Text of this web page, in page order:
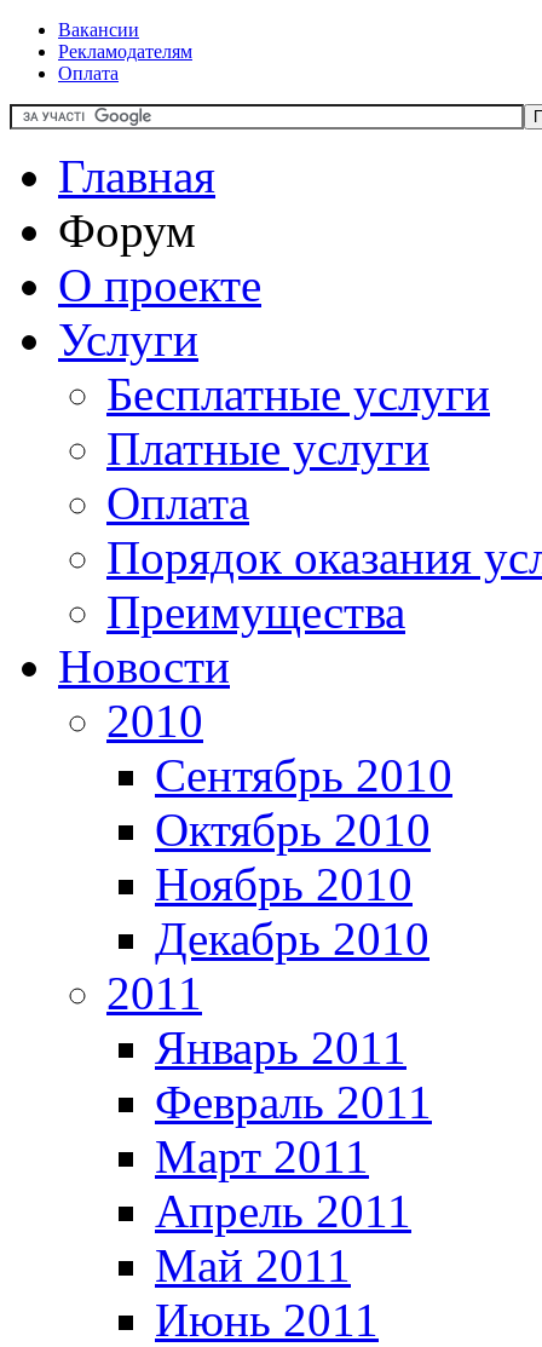
Вакансии
Рекламодателям
Оплата
Главная
Форум
О проекте
Услуги
Бесплатные услуги
Платные услуги
Оплата
Порядок оказания
Преимущества
Новости
2010
Сентябрь 2010
Октябрь 2010
Ноябрь 2010
Декабрь 2010
2011
Январь 2011
Февраль 2011
Март 2011
Апрель 2011
Май 2011
Июнь 2011